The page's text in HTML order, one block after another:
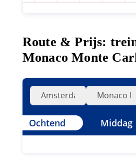
Route & Prijs:
Monaco Monte
Ochtend Middag